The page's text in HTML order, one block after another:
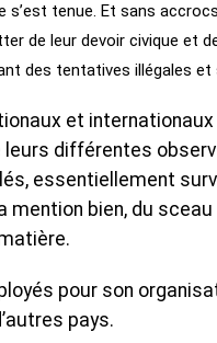
s’est tenue. Et sans
de leur devoir civique et
des tentatives illégales et
et
différentes
essentiellement
mention bien, du
pour son
pays.